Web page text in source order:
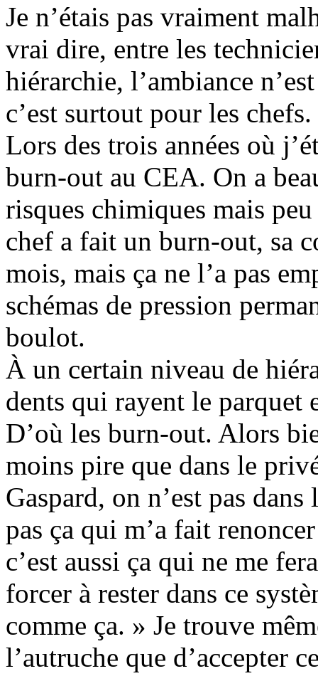
Je n’étais pas vraiment
vrai dire, entre les
hiérarchie, l’ambiance
c’est surtout pour les chefs.
Lors des trois années où
burn-out au CEA. On a
risques chimiques mais
chef a fait un burn-out, sa
mois, mais ça ne l’a pas
schémas de pression
boulot.
À un certain niveau de
dents qui rayent le parquet
D’où les burn-out. Alors
moins pire que dans le
Gaspard, on n’est pas
pas ça qui m’a fait
c’est aussi ça qui ne me
forcer à rester dans ce
comme ça. » Je trouve
l’autruche que d’accepter